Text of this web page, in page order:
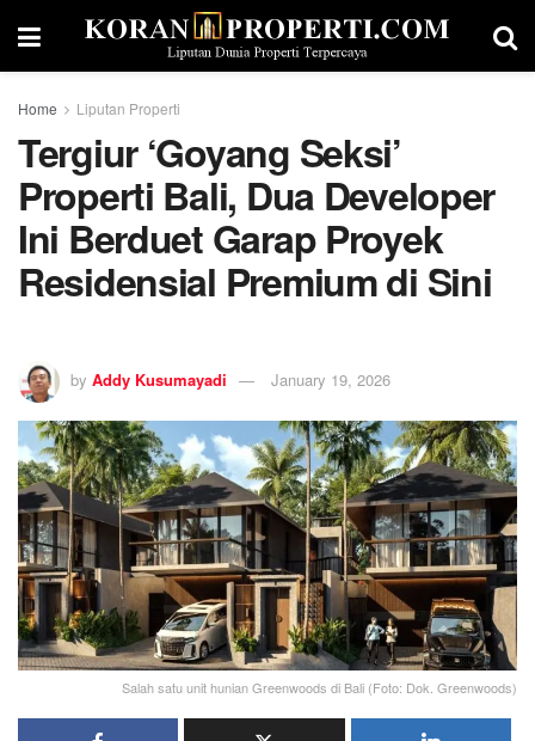
Home Liputan Properti
Tergiur ‘Goyang Seksi’
Properti Bali, Dua Developer
Ini Berduet Garap Proyek
Residensial Premium di Sini
by Addy Kusumayadi January 19, 2026
Salah satu unit hunian Greenwoods di Bali (Foto: Dok. Greenwoods)